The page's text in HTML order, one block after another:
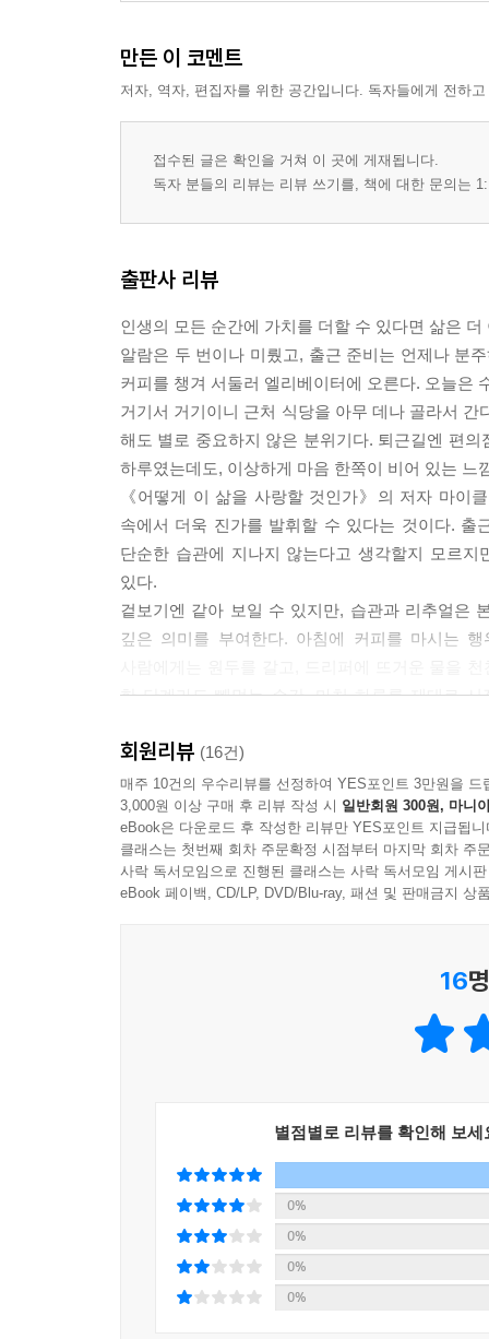
만든 이 코멘트
저자, 역자, 편집자를 위한 공간입니다. 독자들에게 전하
접수된 글은 확인을 거쳐 이 곳에 게재됩니다.
독자 분들의 리뷰는 리뷰 쓰기를, 책에 대한 문의는
출판사 리뷰
인생의 모든 순간에 가치를 더할 수 있다면 삶은 더
알람은 두 번이나 미뤘고, 출근 준비는 언제나 분
커피를 챙겨 서둘러 엘리베이터에 오른다. 오늘은
거기서 거기이니 근처 식당을 아무 데나 골라서
해도 별로 중요하지 않은 분위기다. 퇴근길엔 편
하루였는데도, 이상하게 마음 한쪽이 비어 있는 느
《어떻게 이 삶을 사랑할 것인가》의 저자 마이
속에서 더욱 진가를 발휘할 수 있다는 것이다.
단순한 습관에 지나지 않는다고 생각할지 모르
있다.
겉보기엔 같아 보일 수 있지만, 습관과 리추얼은
깊은 의미를 부여한다. 아침에 커피를 마시는
한 단계라도 빼먹는 순간, 마치 하루를 제대로
달려 있다.
삶이 허무하다고 느낄 때, 우리는 무언가 더 대
사소한 행동들 속에 삶의 본질이 숨어져 있다. 반
그 하나하나에 몰입하게 된 순간, 달리 말해 삶을
이 책은 삶 전반을 관통하는 사랑과 회복, 연결
반복하던 행동들 속에서 마음을 돌보는 법을 발
가구를 볼 때 느끼는 만족감은 그만큼 커진다.
말할지 모르지만, 굳이 비효율적인 과정을 감
삶을 사랑한다는 것은 달리 말해 ‘그 삶을 어떻
순간들이 하나씩 쌓여 지금의 내가 된다. “내가
신발끈을 묶는 나만의 방식이다.”(52쪽) 같은
‘누군가가 되어가는 과정’에 접어든다. 결국 대단
게다가 나만의 방식은 혼자일 때보다 누군가와
회원리뷰 (16건)
매주 10건의 우수리뷰를 선정하여 YES포인트 3만원을 드
3,000원 이상 구매 후 리뷰 작성 시 일반회원 300원, 마니
eBook은 다운로드 후 작성한 리뷰만 YES포인트 지급됩니
클래스는 첫번째 회차 주문확정 시점부터 마지막 회차 주
사락 독서모임으로 진행된 클래스는 사락 독서모임 게시
eBook 페이백, CD/LP, DVD/Blu-ray, 패션 및 판매금지 상
16
별점별로 리뷰를 확인해 보세
0%
0%
0%
0%